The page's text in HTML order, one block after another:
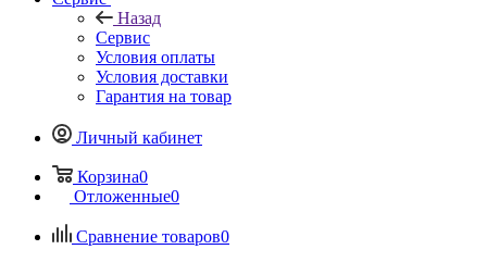
Назад
Сервис
Условия оплаты
Условия доставки
Гарантия на товар
Личный кабинет
Корзина0
Отложенные0
Сравнение товаров0